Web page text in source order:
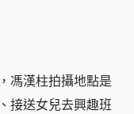
馮漢柱拍攝地點是
接送女兒去興趣班